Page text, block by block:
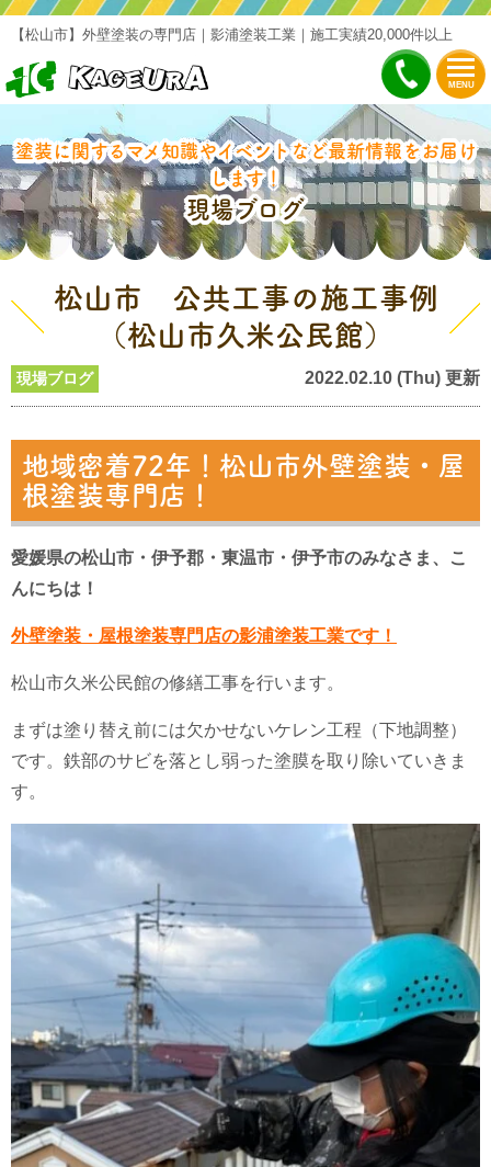
MENU
【松山市】外壁塗装の専門店｜影浦塗装工業｜施工実績20,000件以上
塗装に関するマメ知識やイベントなど最新情報をお届け
します！
現場ブログ
松山市 公共工事の施工事例
（松山市久米公民館）
現場ブログ 2022.02.10 (Thu) 更新
地域密着72年！松山市外壁塗装・屋
根塗装専門店！
愛媛県の松山市・伊予郡・東温市・伊予市のみなさま、こ
んにちは！
外壁塗装・屋根塗装専門店の影浦塗装工業です！
松山市久米公民館の修繕工事を行います。
まずは塗り替え前には欠かせないケレン工程（下地調整）
です。 鉄部のサビを落とし弱った塗膜を取り除いていきま
す。